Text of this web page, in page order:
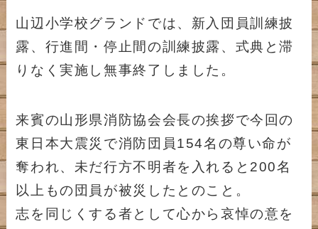
山辺小学校グランドでは、新入団員訓練披
露、行進間・停止間の訓練披露、式典と滞
りなく実施し無事終了しました。
来賓の山形県消防協会会長の挨拶で今回の
東日本大震災で消防団員154名の尊い命が
奪われ、未だ行方不明者を入れると200名
以上もの団員が被災したとのこと。
志を同じくする者として心から哀悼の意を